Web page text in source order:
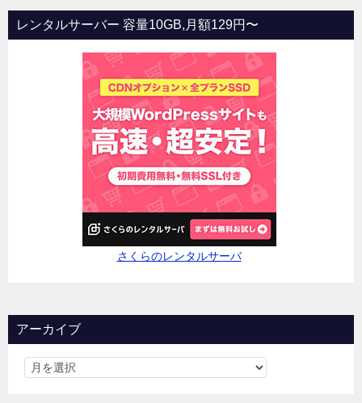
レンタルサーバー 容量10GB,月額129円〜
さくらのレンタルサーバ
アーカイブ